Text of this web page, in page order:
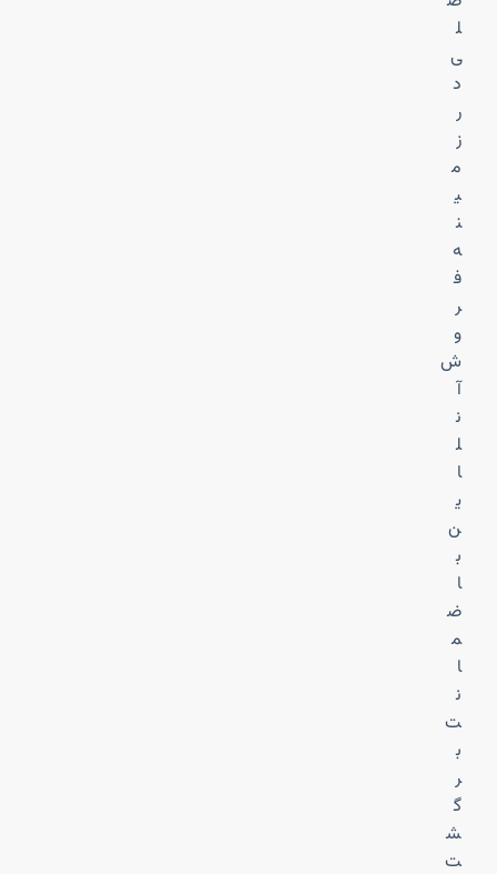
ل
ی
د
ر
ز
م
ی
ن
ه
ف
ر
و
ش
آ
ن
ل
ا
ی
ن
ب
ا
ض
م
ا
ن
ت
ب
ر
گ
ش
ت